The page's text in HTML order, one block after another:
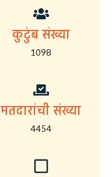
कुटुंब संख्या
1098
मतदारांची संख्या
4454